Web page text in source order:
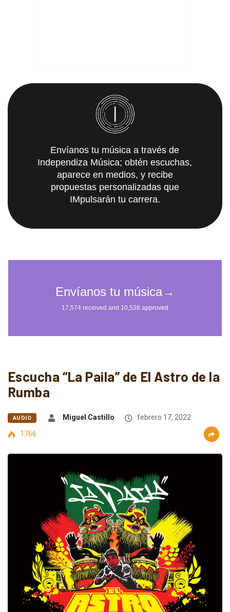
Envíanos tu música a través de
Independiza Música; obtén escuchas,
aparece en medios, y recibe
propuestas personalizadas que
IMpulsarán tu carrera.
Escucha “La Paila” de El Astro de la
Rumba
AUDIO Miguel Castillo
febrero 17, 2022
1766